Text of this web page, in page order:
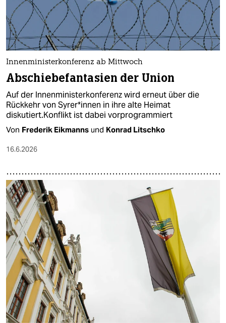
Innenministerkonferenz ab Mittwoch
Abschiebefantasien der Union
Auf der Innenministerkonferenz wird erneut über die
Rückkehr von Sy­re­r*in­nen in ihre alte Heimat
diskutiert.Konflikt ist dabei vorprogrammiert
Von Frederik Eikmanns und Konrad Litschko
16.6.2026